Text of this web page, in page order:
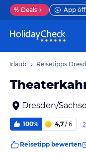
% Deals App
Urlaub Reisetipps
Dresden/
100% 4,7 / 6
Reisetipp bewerten